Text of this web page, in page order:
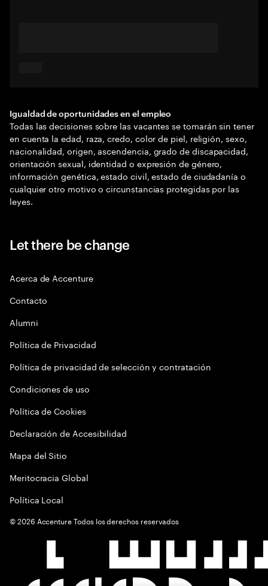
Igualdad de oportunidades en el empleo
Todas las decisiones sobre las vacantes se tomarán sin tener
en cuenta la edad, raza, credo, color de piel, religión, sexo,
nacionalidad, origen, ascendencia, grado de discapacidad,
orientación sexual, identidad o expresión de género,
información genética, estado civil, estado de ciudadanía o
cualquier otro motivo o circunstancias protegidas por las
leyes.
Let there be change
Acerca de Accenture
Contacto
Alumni
Política de Privacidad
Política de privacidad de selección y contratación
Condiciones de uso
Política de Cookies
Declaración de Accesibilidad
Mapa del Sitio
Meritocracia Global
Política Local
©2026 Accenture Todos los derechos reservados